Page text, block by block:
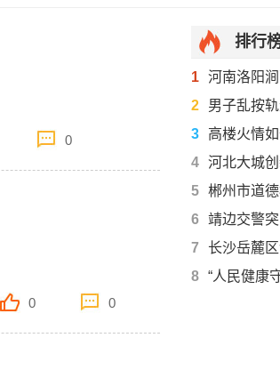
0
0 0
排行
1 河南洛阳涧西警方
2
男子乱按轨
3
高楼火情如何施
4 河北大城创新
5 郴州市道德模
6 靖边交警
7
长沙岳麓区创新
8 “人民健康守